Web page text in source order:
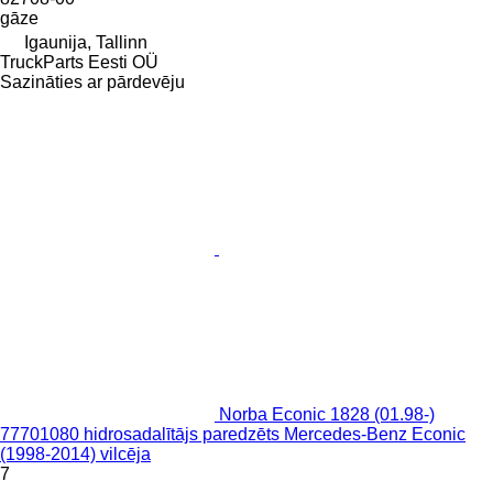
gāze
Igaunija, Tallinn
TruckParts Eesti OÜ
Sazināties ar pārdevēju
Norba Econic 1828 (01.98-)
77701080 hidrosadalītājs paredzēts Mercedes-Benz Econic
(1998-2014) vilcēja
7